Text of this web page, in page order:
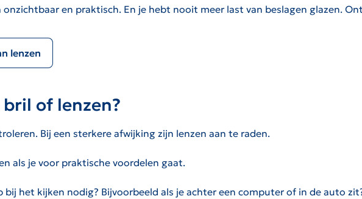
onzichtbaar en praktisch. En je hebt nooit meer last van beslagen glazen.
lenzen
bril of lenzen?
Bij een sterkere afwijking zijn lenzen aan te raden.
als je voor praktische voordelen gaat.
bij het kijken nodig? Bijvoorbeeld als je achter een computer of in de auto